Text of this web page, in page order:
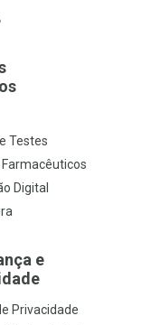
Testes
Digital
e
Privacidade